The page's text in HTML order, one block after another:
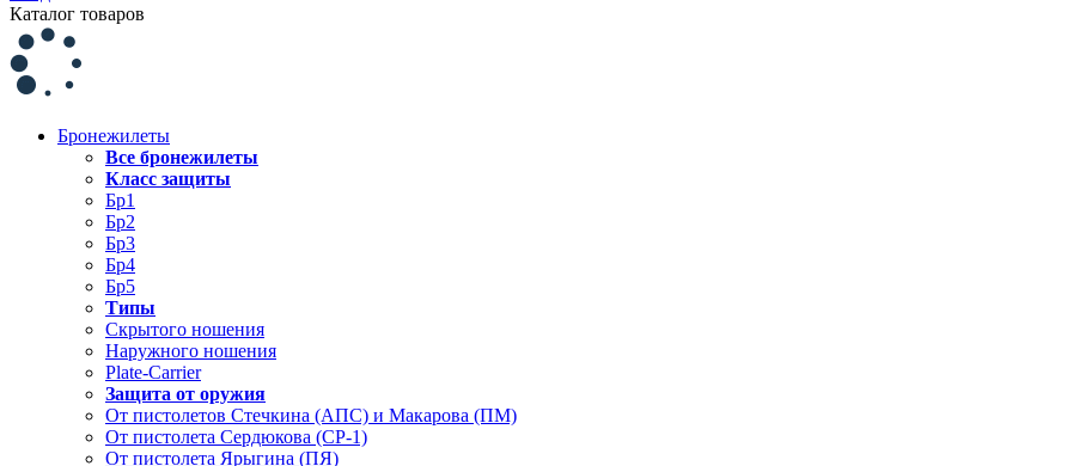
Каталог товаров
Бронежилеты
Все бронежилеты
Класс защиты
Бр1
Бр2
Бр3
Бр4
Бр5
Типы
Скрытого ношения
Наружного ношения
Plate-Carrier
Защита от оружия
От пистолетов Стечкина (АПС) и Макарова (ПМ)
От пистолета Сердюкова (СР-1)
От пистолета Ярыгина (ПЯ)